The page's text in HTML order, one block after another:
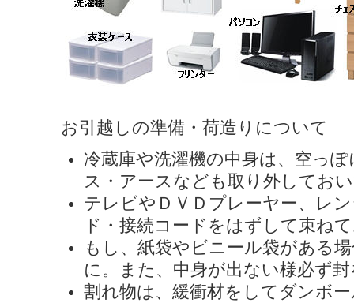
お引越しの準備・荷造りについて
冷蔵庫や洗濯機の中身は、空っ
ス・アースなども取り外してお
テレビやＤＶＤプレーヤー、レ
ド・接続コードをはずして束ね
もし、紙袋やビニール袋がある
に。また、中身が出ない様必ず
割れ物は、緩衝材をしてダンボ